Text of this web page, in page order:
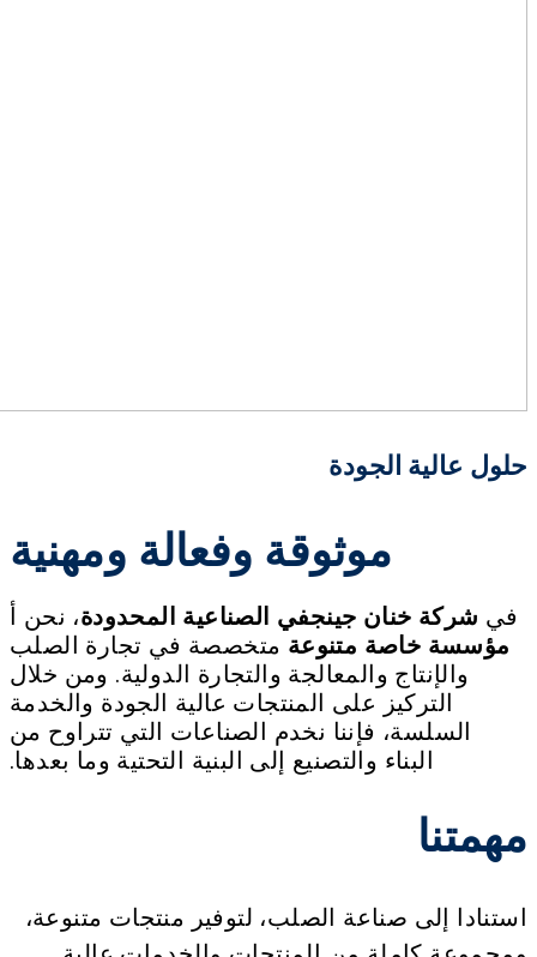
حلول عالية الجودة
موثوقة وفعالة ومهنية
في شركة خنان جينجفي الصناعية المحدودة، نحن أ
مؤسسة خاصة متنوعة متخصصة في تجارة الصلب
والإنتاج والمعالجة والتجارة الدولية. ومن خلال
التركيز على المنتجات عالية الجودة والخدمة
السلسة، فإننا نخدم الصناعات التي تتراوح من
البناء والتصنيع إلى البنية التحتية وما بعدها.
مهمتنا
استنادا إلى صناعة الصلب، لتوفير منتجات متنوعة،